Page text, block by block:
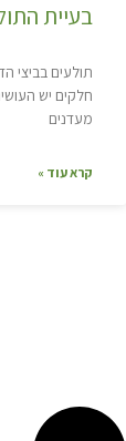
בעיית
תולעים בביצי
חלקים יש
מעדנים
קרא עוד »